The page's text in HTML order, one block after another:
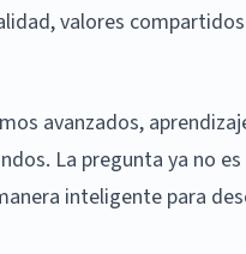
valores
avanzados,
La pregunta ya no
inteligente para